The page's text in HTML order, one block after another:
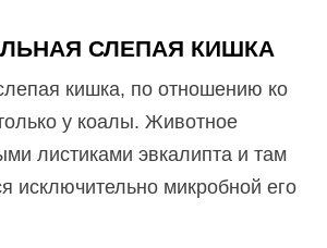
СЛЕПАЯ КИШКА
кишка, по отношению ко
у коалы. Животное
листиками эвкалипта и там
исключительно микробной его